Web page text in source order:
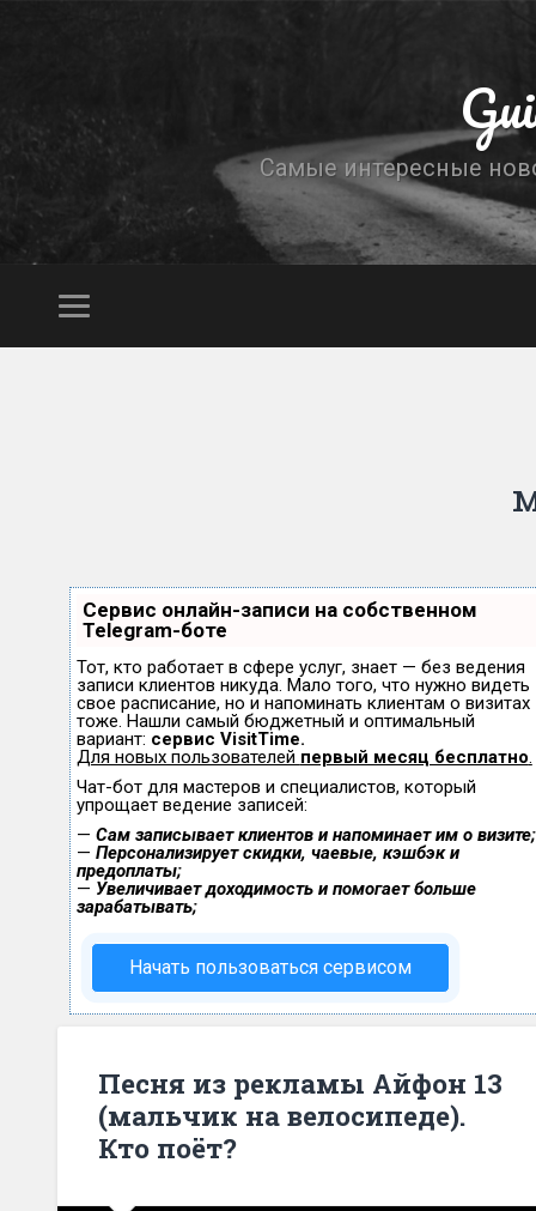
Самые интересные
Сервис онлайн-записи на собственном
Telegram-боте
Тот, кто работает в сфере услуг, знает — без ведения
записи клиентов никуда. Мало того, что нужно видеть
свое расписание, но и напоминать клиентам о визитах
тоже. Нашли самый бюджетный и оптимальный
вариант: сервис VisitTime.
Для новых пользователей первый месяц бесплатно.
Чат-бот для мастеров и специалистов, который
упрощает ведение записей:
— Сам записывает клиентов и напоминает им о визите;
— Персонализирует скидки, чаевые, кэшбэк и
предоплаты;
— Увеличивает доходимость и помогает больше
зарабатывать;
Начать пользоваться сервисом
Песня из рекламы Айфон 13
(мальчик на велосипеде).
Кто поёт?